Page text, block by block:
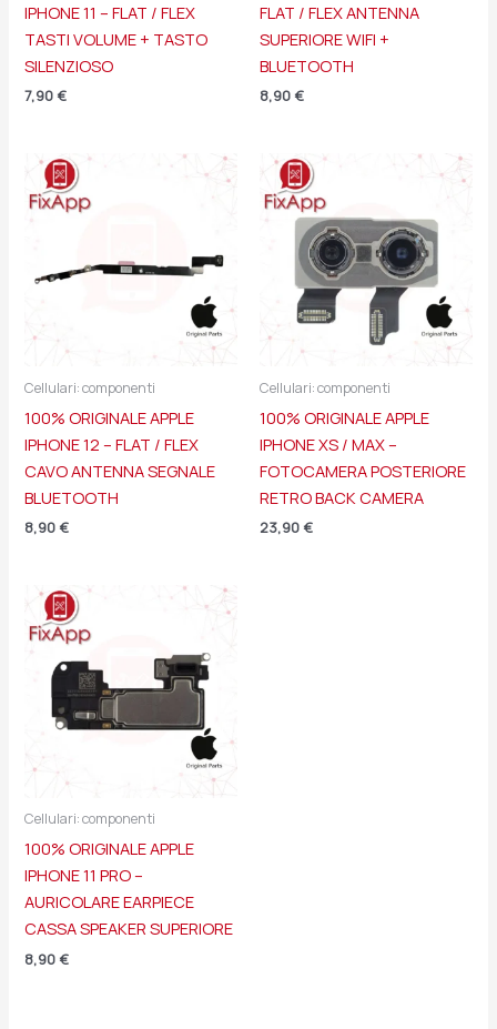
IPHONE 11 – FLAT / FLEX
TASTI VOLUME + TASTO
SILENZIOSO
7,90 €
FLAT / FLEX ANTENNA
SUPERIORE WIFI +
BLUETOOTH
8,90 €
Cellulari: componenti
100% ORIGINALE APPLE
IPHONE 12 – FLAT / FLEX
CAVO ANTENNA SEGNALE
BLUETOOTH
8,90 €
Cellulari: componenti
100% ORIGINALE APPLE
IPHONE XS / MAX –
FOTOCAMERA POSTERIORE
RETRO BACK CAMERA
23,90 €
Cellulari: componenti
100% ORIGINALE APPLE
IPHONE 11 PRO –
AURICOLARE EARPIECE
CASSA SPEAKER SUPERIORE
8,90 €